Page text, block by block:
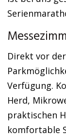
Direkt vor
Verfügung.
Herd,
praktischen
komfortable